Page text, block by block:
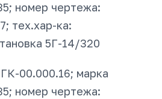
номер чертежа:
тех.хар-ка:
5Г-14/320
00.000.16; марка
номер чертежа: